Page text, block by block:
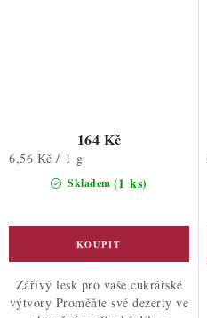
Skladem (1 ks)
164 Kč
Měrná
6,56 Kč / 1 g
Zářivý lesk pro vaše cukrářské
výtvory Proměňte své dezerty ve